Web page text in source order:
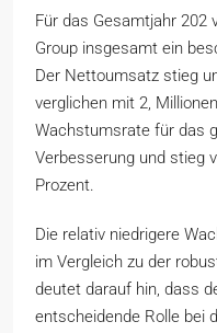
Für das Gesamtjahr 202
Group insgesamt ein
Der Nettoumsatz stieg
verglichen mit 2,
Wachstumsrate für das
Verbesserung und stieg
Prozent.
Die relativ niedrigere
im Vergleich zu der
deutet darauf hin, dass
entscheidende Rolle bei